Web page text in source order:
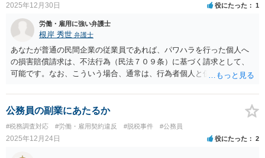
2025年12月30日 役にたった 1
労働・雇用に強い弁護士
根岸 秀世 弁護士
あなたが普通の民間企業の従業員であれば、パワハラを行った個人へ
の損害賠償請求は、不法行為（民法７０９条）に基づく請求として、
可能です。なお、こういう場合、通常は、行為者個人と併せて使用者
す。 ですが、あなたが公務員で、パワハラ行為が. 公務員が「職務を
行うについて」の行為である場合は、個人の責任を追及することはで
きません（最判昭和30年4月19日）。この「職務関連性」は広く判断さ
れていて、例えば警察官が非番の日に制服を着て勤務のふりをして強
盗を行った事件でも、職務関連性が肯定されています（最判昭昭和31
年11月30日）。公務員個人の責任が否定された最近の有名な事件とし
公務員の副業にあたるか
#税務調査対応 #労働・雇用契約違反 #脱税事件 #公務員
2025年12月24日 役にたった 2